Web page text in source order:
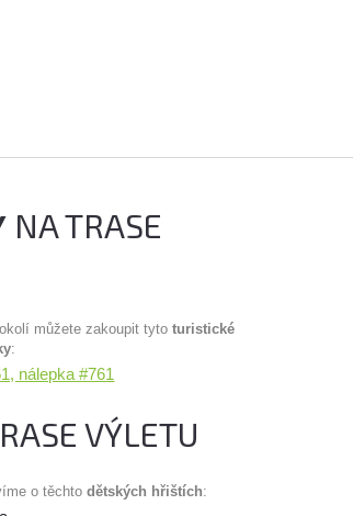
NA TRASE
můžete zakoupit tytoturistické
:
nálepka #761
VÝLETU
o těchtodětských hřištích: